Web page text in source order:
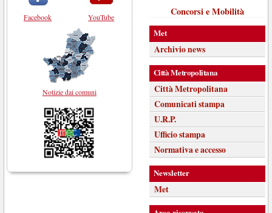
Facebook YouTube
Notizie dai comuni
Concorsi e Mobilità
Met
Archivio news
Città Metropolitana
Città Metropolitana
Comunicati stampa
U.R.P.
Ufficio stampa
Normativa e accesso
Newsletter
Met